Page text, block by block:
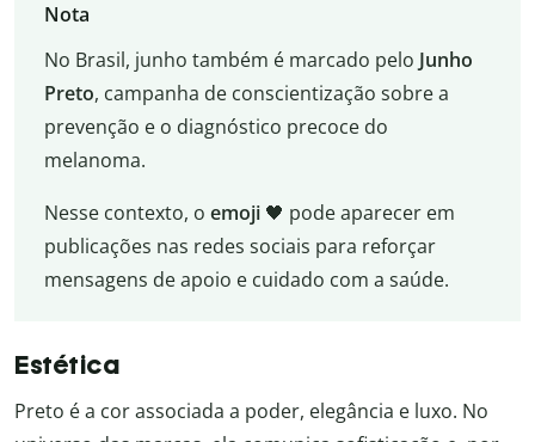
Nota
No Brasil, junho também é marcado pelo Junho
Preto, campanha de conscientização sobre a
prevenção e o diagnóstico precoce do
melanoma.
Nesse contexto, o emoji 🖤 pode aparecer em
publicações nas redes sociais para reforçar
mensagens de apoio e cuidado com a saúde.
Estética
Preto é a cor associada a poder, elegância e luxo. No